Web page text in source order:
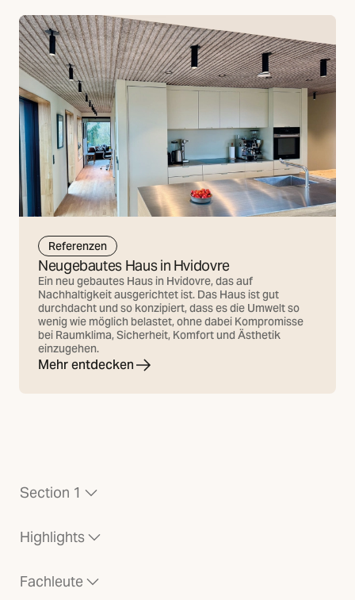
Referenzen
Neugebautes Haus in Hvidovre
Ein neu gebautes Haus in Hvidovre, das auf
Nachhaltigkeit ausgerichtet ist. Das Haus ist gut
durchdacht und so konzipiert, dass es die Umwelt so
wenig wie möglich belastet, ohne dabei Kompromisse
bei Raumklima, Sicherheit, Komfort und Ästhetik
einzugehen.
Mehr entdecken
Section 1
Highlights
Fachleute